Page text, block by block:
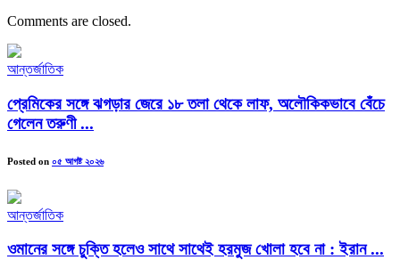
Comments are closed.
আন্তর্জাতিক
প্রেমিকের সঙ্গে ঝগড়ার জেরে ১৮ তলা থেকে লাফ, অলৌকিকভাবে বেঁচে
গেলেন তরুণী ...
Posted on ০৫ আগষ্ট ২০২৬
আন্তর্জাতিক
ওমানের সঙ্গে চুক্তি হলেও সাথে সাথেই হরমুজ খোলা হবে না : ইরান ...